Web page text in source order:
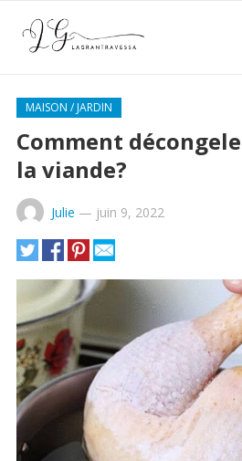
MAISON / JARDIN
Comment
la viande?
Julie — juin 9, 2022